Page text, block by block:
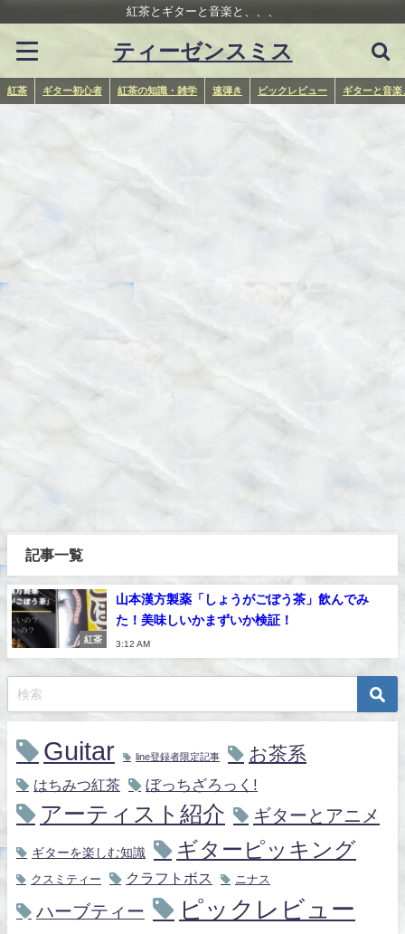
紅茶とギターと音楽と、、、
ティーゼンスミス
紅茶 ギター初心者 紅茶の知識・雑学 速弾き ピックレビュー ギターと音楽
記事一覧
紅茶
山本漢方製薬「しょうがごぼう茶」飲んでみ
た！美味しいかまずいか検証！
3:12 AM
Guitar line登録者限定記事 お茶系
はちみつ紅茶 ぼっちざろっく!
アーティスト紹介 ギターとアニメ
ギターを楽しむ知識 ギターピッキング
クスミティー クラフトボス ニナス
ハーブティー ピックレビュー